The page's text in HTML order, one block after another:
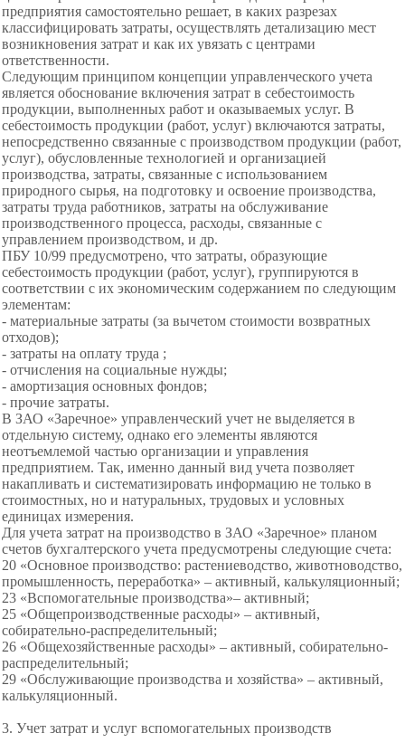
предприятия самостоятельно решает, в каких разрезах
классифицировать затраты, осуществлять детализацию мест
возникновения затрат и как их увязать с центрами
ответственности.
Следующим принципом концепции управленческого учета
является обоснование включения затрат в себестоимость
продукции, выполненных работ и оказываемых услуг. В
себестоимость продукции (работ, услуг) включаются затраты,
непосредственно связанные с производством продукции (работ,
услуг), обусловленные технологией и организацией
производства, затраты, связанные с использованием
природного сырья, на подготовку и освоение производства,
затраты труда работников, затраты на обслуживание
производственного процесса, расходы, связанные с
управлением производством, и др.
ПБУ 10/99 предусмотрено, что затраты, образующие
себестоимость продукции (работ, услуг), группируются в
соответствии с их экономическим содержанием по следующим
элементам:
- материальные затраты (за вычетом стоимости возвратных
отходов);
- затраты на оплату труда ;
- отчисления на социальные нужды;
- амортизация основных фондов;
- прочие затраты.
В ЗАО «Заречное» управленческий учет не выделяется в
отдельную систему, однако его элементы являются
неотъемлемой частью организации и управления
предприятием. Так, именно данный вид учета позволяет
накапливать и систематизировать информацию не только в
стоимостных, но и натуральных, трудовых и условных
единицах измерения.
Для учета затрат на производство в ЗАО «Заречное» планом
счетов бухгалтерского учета предусмотрены следующие счета:
20 «Основное производство: растениеводство, животноводство,
промышленность, переработка» – активный, калькуляционный;
23 «Вспомогательные производства»– активный;
25 «Общепроизводственные расходы» – активный,
собирательно-распределительный;
26 «Общехозяйственные расходы» – активный, собирательно-
распределительный;
29 «Обслуживающие производства и хозяйства» – активный,
калькуляционный.
3. Учет затрат и услуг вспомогательных производств